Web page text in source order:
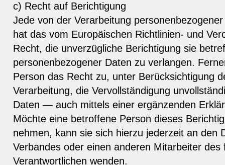
c) Recht auf Berichtigung
Jede von der Verarbeitung
hat das vom Europäischen Richtlinien- und
Recht, die unverzügliche Berichtigung sie
personenbezogener Daten zu verlangen.
Person das Recht zu, unter Berücksichtigung
Verarbeitung, die Vervollständigung
Daten — auch mittels einer ergänzenden
Möchte eine betroffene Person dieses
nehmen, kann sie sich hierzu jederzeit an den
Verbandes oder einen anderen Mitarbeiter des
Verantwortlichen wenden.